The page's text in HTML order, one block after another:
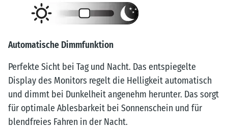
Automatische Dimmfunktion
Perfekte Sicht bei Tag und Nacht. Das entspiegelte
Display des Monitors regelt die Helligkeit automatisch
und dimmt bei Dunkelheit angenehm herunter. Das sorgt
für optimale Ablesbarkeit bei Sonnenschein und für
blendfreies Fahren in der Nacht.